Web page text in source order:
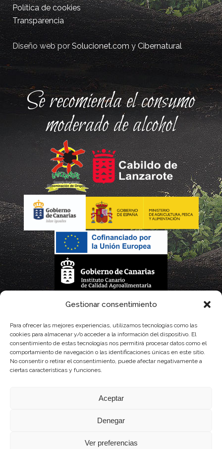
Gestionar consentimiento
Para ofrecer las mejores experiencias, utilizamos tecnologías como las
cookies para almacenar y/o acceder a la información del dispositivo. El
consentimiento de estas tecnologías nos permitirá procesar datos como el
comportamiento de navegación o las identificaciones únicas en este sitio.
No consentir o retirar el consentimiento, puede afectar negativamente a
ciertas características y funciones.
Aceptar
Denegar
Ver preferencias
Política de cookies
Transparencia
Diseño web porSolucionet.comyCibernatural
Se recomienda el consumo
moderado de alcohol
La gestión de la DOP Lanzarote realizada por este Consejo Regulador es financiada,
con fondos provenientes del presupuesto de gastos del Instituto Canario de
Calidad Agroalimentaria